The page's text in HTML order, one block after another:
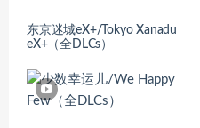
东京迷城eX+/Tokyo Xanadu
eX+（全DLCs）